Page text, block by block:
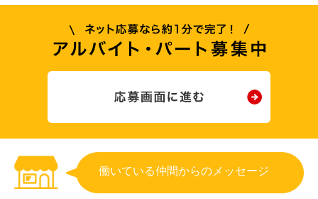
働いている仲間からのメッセージ